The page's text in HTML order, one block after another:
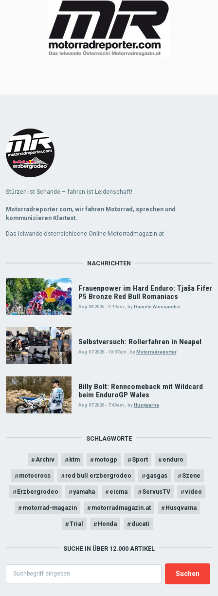
Stürzen ist Schande – fahren ist Leidenschaft!
Motorradreporter.com, wir fahren Motorrad, sprechen und
kommunizieren Klartext.
Das leiwande österreichische Online-Motorradmagazin.at
NACHRICHTEN
Frauenpower im Hard Enduro: Tjaša Fifer
P5 Bronze Red Bull Romaniacs
Aug 08 2026 - 9:19am , by Daniele Alessandro
Selbstversuch: Rollerfahren in Neapel
Aug 07 2026 - 10:07am byMotorradreporter
Billy Bolt: Renncomeback mit Wildcard
beim EnduroGP Wales
Aug 07 2026 - 7:49am byHusqvarna
SCHLAGWORTE
Archiv ktm motogp Sport enduro
motocross red bull erzbergrodeo gasgas Szene
Erzbergrodeo yamaha eicma ServusTV video
motorrad-magazin motorradmagazin.at Husqvarna
Trial Honda ducati
SUCHE IN ÜBER 12.000 ARTIKEL